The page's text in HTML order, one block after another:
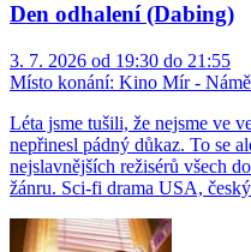
Den odhalení (Dabing)
3. 7. 2026 od 19:30 do 21:55
Místo konání: Kino Mír -
Léta jsme tušili, že nejsme ve
nepřinesl pádný důkaz. To se
nejslavnějších režisérů všech
žánru. Sci-fi drama USA,